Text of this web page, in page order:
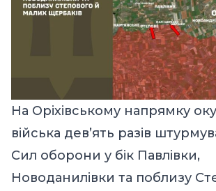
На Оріхівському напрямку
війська дев’ять разів
Сил оборони у бік Павлівки,
Новоданилівки та поблизу